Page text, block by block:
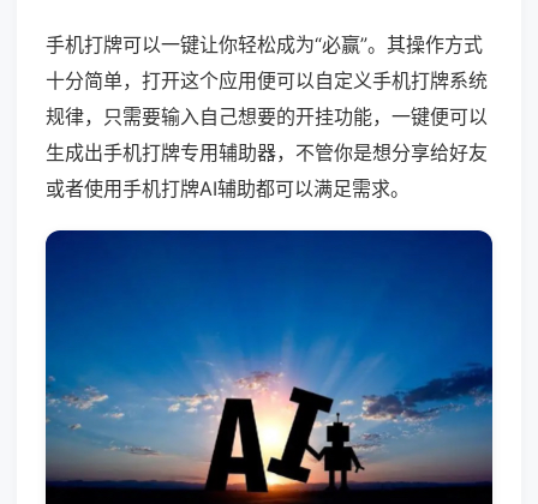
手机打牌可以一键让你轻松成为“必赢”。其操作方式
十分简单，打开这个应用便可以自定义手机打牌系统
规律，只需要输入自己想要的开挂功能，一键便可以
生成出手机打牌专用辅助器，不管你是想分享给好友
或者使用手机打牌AI辅助都可以满足需求。